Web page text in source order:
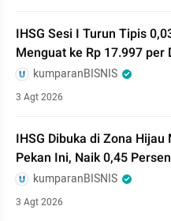
IHSG Sesi I Turun Tipis
Menguat ke Rp 17.997 per
kumparanBISNIS
3 Agt 2026
IHSG Dibuka di Zona
Pekan Ini, Naik 0,45 Persen
kumparanBISNIS
3 Agt 2026